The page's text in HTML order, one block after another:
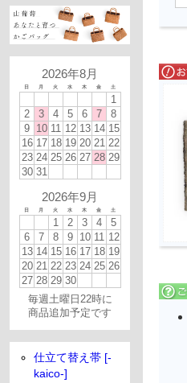
2026年8月
日 月 火 水 木 金 土
1
2
3 4 5 6 7
8
9 10 11 12 13 14 15
16 17 18 19 20 21 22
23 24 25 26 27 28 29
30 31
2026年9月
日 月 火 水 木 金 土
1 2 3 4
5
6
7 8 9 10 11 12
13 14 15 16 17 18 19
20 21 22 23 24 25 26
27 28 29 30
毎週土曜日22時に
商品追加予定です
仕立て替え帯 [-
kaico-]